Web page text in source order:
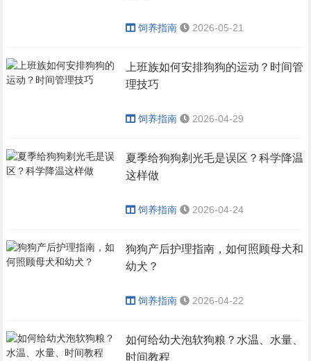
饲养指南 2026-05-21
上班族如何安排狗狗的运动？时间管
理技巧
饲养指南 2026-04-29
夏季给狗狗剃光毛是误区？科学降温
这样做
饲养指南 2026-04-24
狗狗产后护理指南，如何照顾母犬和
幼犬？
饲养指南 2026-04-22
如何给幼犬泡软狗粮？水温、水量、
时间教程